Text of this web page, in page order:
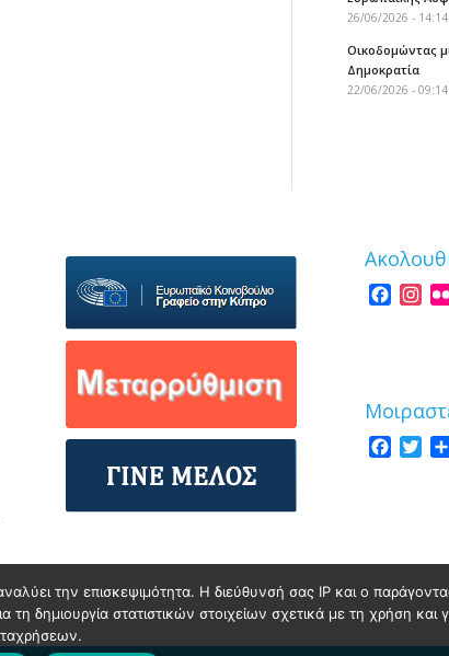
26/06/2026 - 14:14
Οικοδομώντας
Δημοκρατία
22/06/2026 - 09:14
την επισκεψιμότητα. Η διεύθυνσή σας IP και ο
δημιουργία στατιστικών στοιχείων σχετικά με τη χρήση και